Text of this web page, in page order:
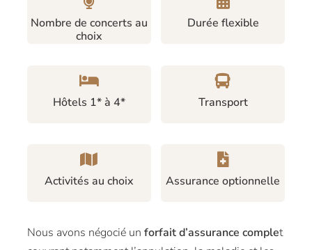
Nombre de concerts au
choix
Durée flexible
Hôtels 1* à 4* Transport
Activités au choix Assurance optionnelle
Nous avons négocié un forfait d’assurance complet